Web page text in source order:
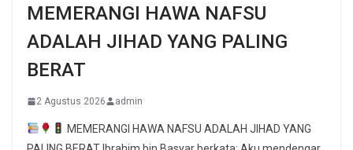
MEMERANGI HAWA NAFSU
ADALAH JIHAD YANG PALING
BERAT
2 Agustus 2026 admin
MEMERANGI HAWA NAFSU ADALAH JIHAD YANG